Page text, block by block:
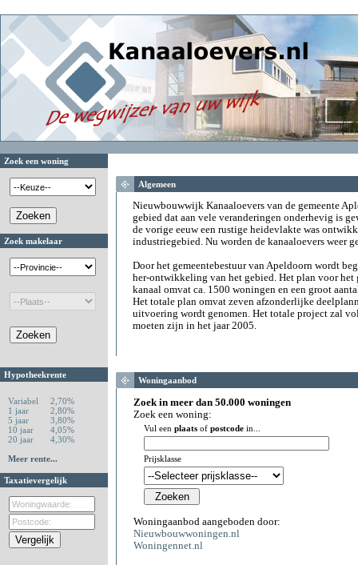
Zoek een woning
Zoek makelaar
Hypotheekrente
Variabel
2,70%
1 jaar
2,80%
5 jaar
3,80%
10 jaar
4,05%
20 jaar
4,30%
Meer rente...
Taxatievergelijk
Algemeen
Nieuwbouwwijk Kanaaloevers van de gemeente
gebied dat aan vele veranderingen onderhevig is
de vorige eeuw een rustige heidevlakte was
industriegebied. Nu worden de kanaaloevers weer
Door het gemeentebestuur van Apeldoorn wordt
her-ontwikkeling van het gebied. Het plan voor het
kanaal omvat ca. 1500 woningen en een groot
Het totale plan omvat zeven afzonderlijke
uitvoering wordt genomen. Het totale project zal
moeten zijn in het jaar 2005.
Woningaanbod
Zoek in meer dan 50.000 woningen
Zoek een woning:
Vul een plaats of postcode in...
Prijsklasse
Woningaanbod aangeboden door:
Nieuwbouwwoningen.nl
Woningennet.nl